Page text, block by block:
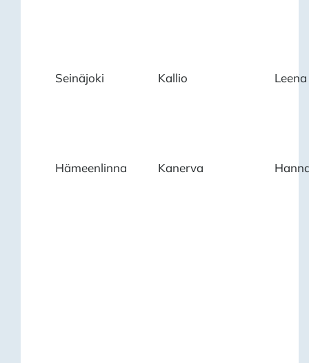
Seinäjoki Kallio Leena
Hämeenlinna Kanerva